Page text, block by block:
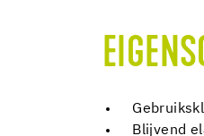
Blijvend